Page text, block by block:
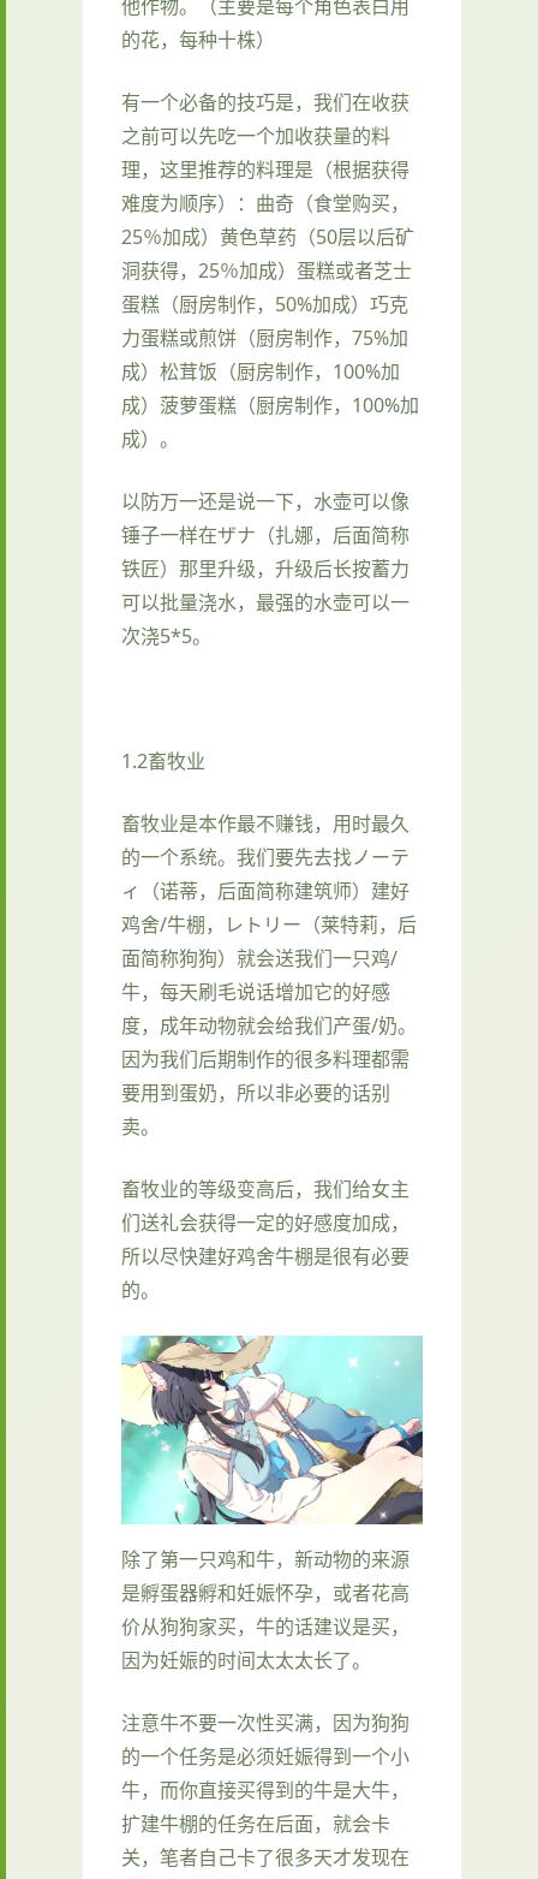
他作物。（主要是每个角色表白用
的花，每种十株）
有一个必备的技巧是，我们在收获
之前可以先吃一个加收获量的料
理，这里推荐的料理是（根据获得
难度为顺序）：曲奇（食堂购买，
25％加成）黄色草药（50层以后矿
洞获得，25％加成）蛋糕或者芝士
蛋糕（厨房制作，50%加成）巧克
力蛋糕或煎饼（厨房制作，75%加
成）松茸饭（厨房制作，100%加
成）菠萝蛋糕（厨房制作，100%加
成）。
以防万一还是说一下，水壶可以像
锤子一样在ザナ（扎娜，后面简称
铁匠）那里升级，升级后长按蓄力
可以批量浇水，最强的水壶可以一
次浇5*5。
1.2畜牧业
畜牧业是本作最不赚钱，用时最久
的一个系统。我们要先去找ノーテ
ィ（诺蒂，后面简称建筑师）建好
鸡舍/牛棚，レトリー（莱特莉，后
面简称狗狗）就会送我们一只鸡/
牛，每天刷毛说话增加它的好感
度，成年动物就会给我们产蛋/奶。
因为我们后期制作的很多料理都需
要用到蛋奶，所以非必要的话别
卖。
畜牧业的等级变高后，我们给女主
们送礼会获得一定的好感度加成，
所以尽快建好鸡舍牛棚是很有必要
的。
除了第一只鸡和牛，新动物的来源
是孵蛋器孵和妊娠怀孕，或者花高
价从狗狗家买，牛的话建议是买，
因为妊娠的时间太太太长了。
注意牛不要一次性买满，因为狗狗
的一个任务是必须妊娠得到一个小
牛，而你直接买得到的牛是大牛，
扩建牛棚的任务在后面，就会卡
关，笔者自己卡了很多天才发现在